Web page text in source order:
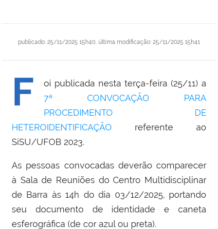
publicado: 25/11/2025 15h40 última modificação: 25/11/2025 15h41
F
oi publicada nesta terça-feira (25/11) a
7ª CONVOCAÇÃO PARA
PROCEDIMENTO DE
HETEROIDENTIFICAÇÃO referente ao
SiSU/UFOB 2023.
As pessoas convocadas deverão comparecer
à Sala de Reuniões do Centro Multidisciplinar
de Barra às 14h do dia 03/12/2025, portando
seu documento de identidade e caneta
esferográfica (de cor azul ou preta).